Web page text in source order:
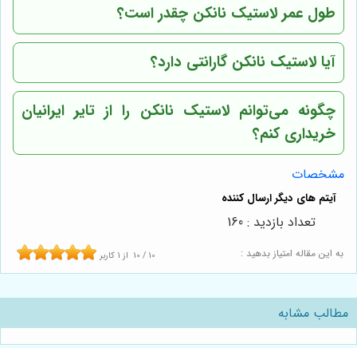
طول عمر لاستیک نانکن چقدر است؟
آیا لاستیک نانکن گارانتی دارد؟
چگونه می‌توانم لاستیک نانکن را از تایر ایرانیان
خریداری کنم؟
مشخصات
به این مقاله امتیاز بدهید : 10 / 10 از 1 کاربر
تعداد بازدید : 160
مطالب مشابه